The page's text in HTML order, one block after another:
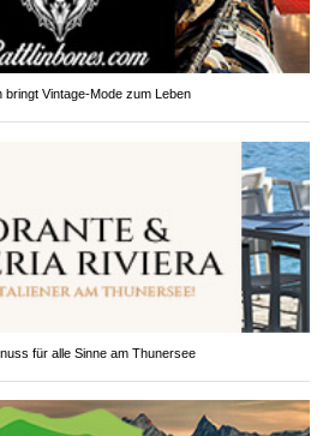
Vintage-Mode zum Leben
für alle Sinne am Thunersee